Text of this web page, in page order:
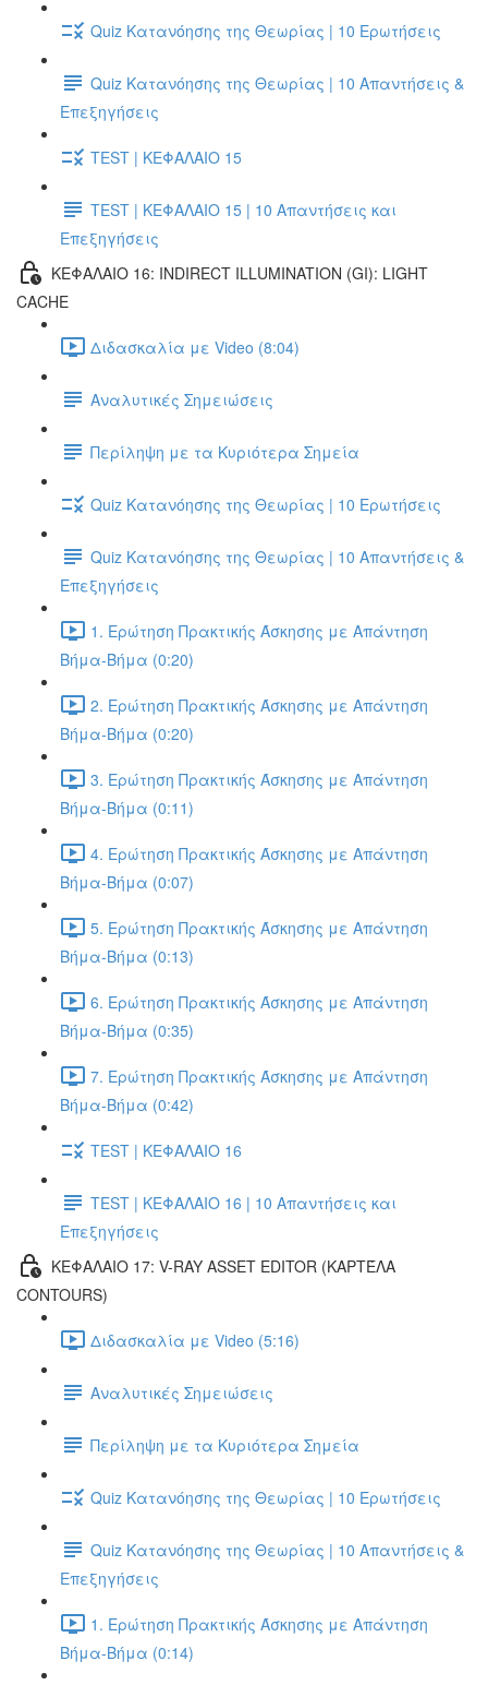
Quiz Κατανόησης της Θεωρίας | 10 Ερωτήσεις
Quiz Κατανόησης της Θεωρίας | 10 Απαντήσεις &
Επεξηγήσεις
TEST | ΚΕΦΑΛΑΙΟ 15
TEST | ΚΕΦΑΛΑΙΟ 15 | 10 Απαντήσεις και
Επεξηγήσεις
ΚΕΦΑΛΑΙΟ 16: INDIRECT ILLUMINATION (GI): LIGHT
CACHE
Διδασκαλία με Video (8:04)
Αναλυτικές Σημειώσεις
Περίληψη με τα Κυριότερα Σημεία
Quiz Κατανόησης της Θεωρίας | 10 Ερωτήσεις
Quiz Κατανόησης της Θεωρίας | 10 Απαντήσεις &
Επεξηγήσεις
1. Ερώτηση Πρακτικής Άσκησης με Απάντηση
Βήμα-Βήμα (0:20)
2. Ερώτηση Πρακτικής Άσκησης με Απάντηση
Βήμα-Βήμα (0:20)
3. Ερώτηση Πρακτικής Άσκησης με Απάντηση
Βήμα-Βήμα (0:11)
4. Ερώτηση Πρακτικής Άσκησης με Απάντηση
Βήμα-Βήμα (0:07)
5. Ερώτηση Πρακτικής Άσκησης με Απάντηση
Βήμα-Βήμα (0:13)
6. Ερώτηση Πρακτικής Άσκησης με Απάντηση
Βήμα-Βήμα (0:35)
7. Ερώτηση Πρακτικής Άσκησης με Απάντηση
Βήμα-Βήμα (0:42)
TEST | ΚΕΦΑΛΑΙΟ 16
TEST | ΚΕΦΑΛΑΙΟ 16 | 10 Απαντήσεις και
Επεξηγήσεις
ΚΕΦΑΛΑΙΟ 17: V-RAY ASSET EDITOR (ΚΑΡΤΈΛΑ
CONTOURS)
Διδασκαλία με Video (5:16)
Αναλυτικές Σημειώσεις
Περίληψη με τα Κυριότερα Σημεία
Quiz Κατανόησης της Θεωρίας | 10 Ερωτήσεις
Quiz Κατανόησης της Θεωρίας | 10 Απαντήσεις &
Επεξηγήσεις
1. Ερώτηση Πρακτικής Άσκησης με Απάντηση
Βήμα-Βήμα (0:14)